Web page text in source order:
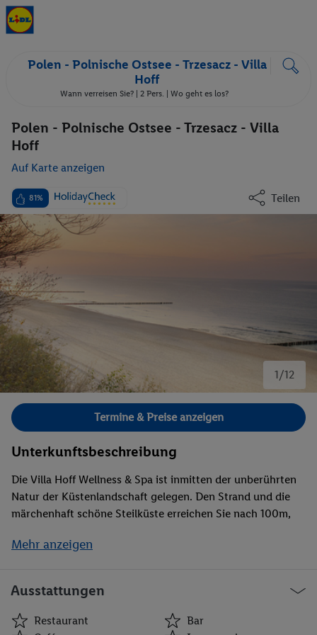
Polen - Polnische Ostsee - Trzesacz - Villa
Hoff
Wann verreisen Sie? | 2 Pers. | Wo geht es los?
Polen - Polnische Ostsee - Trzesacz - Villa
Hoff
Auf Karte anzeigen
81% Teilen
1/12
Bild 1 von 12.
Termine & Preise anzeigen
Unterkunftsbeschreibung
Die Villa Hoff Wellness & Spa ist inmitten der unberührten
Natur der Küstenlandschaft gelegen. Den Strand und die
märchenhaft schöne Steilküste erreichen Sie nach 100m,
Kombination aus modernem Komfort und traditionellem
Café und Bar sowie, je kostenfrei, WLAN und Parkplätze
(nach Verfügbarkeit), Wellnessbereich mit Innenpool,
Whirlpool und Sauna. Gegen Gebühr: Massagen und
Mehr anzeigen
Ausstattungen
Restaurant
Bar